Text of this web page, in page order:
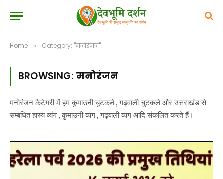
Home » Category: "मनोरंजन"
BROWSING: मनोरंजन
मनोरंजन कैटेगरी में हम कुमाउनी चुटकले , गढ़वाली चुटकले और उत्तराखंड से
सम्बंधित हास्य व्यंग , कुमाउनी व्यंग , गढ़वाली व्यंग आदि संकलित करते हैं।